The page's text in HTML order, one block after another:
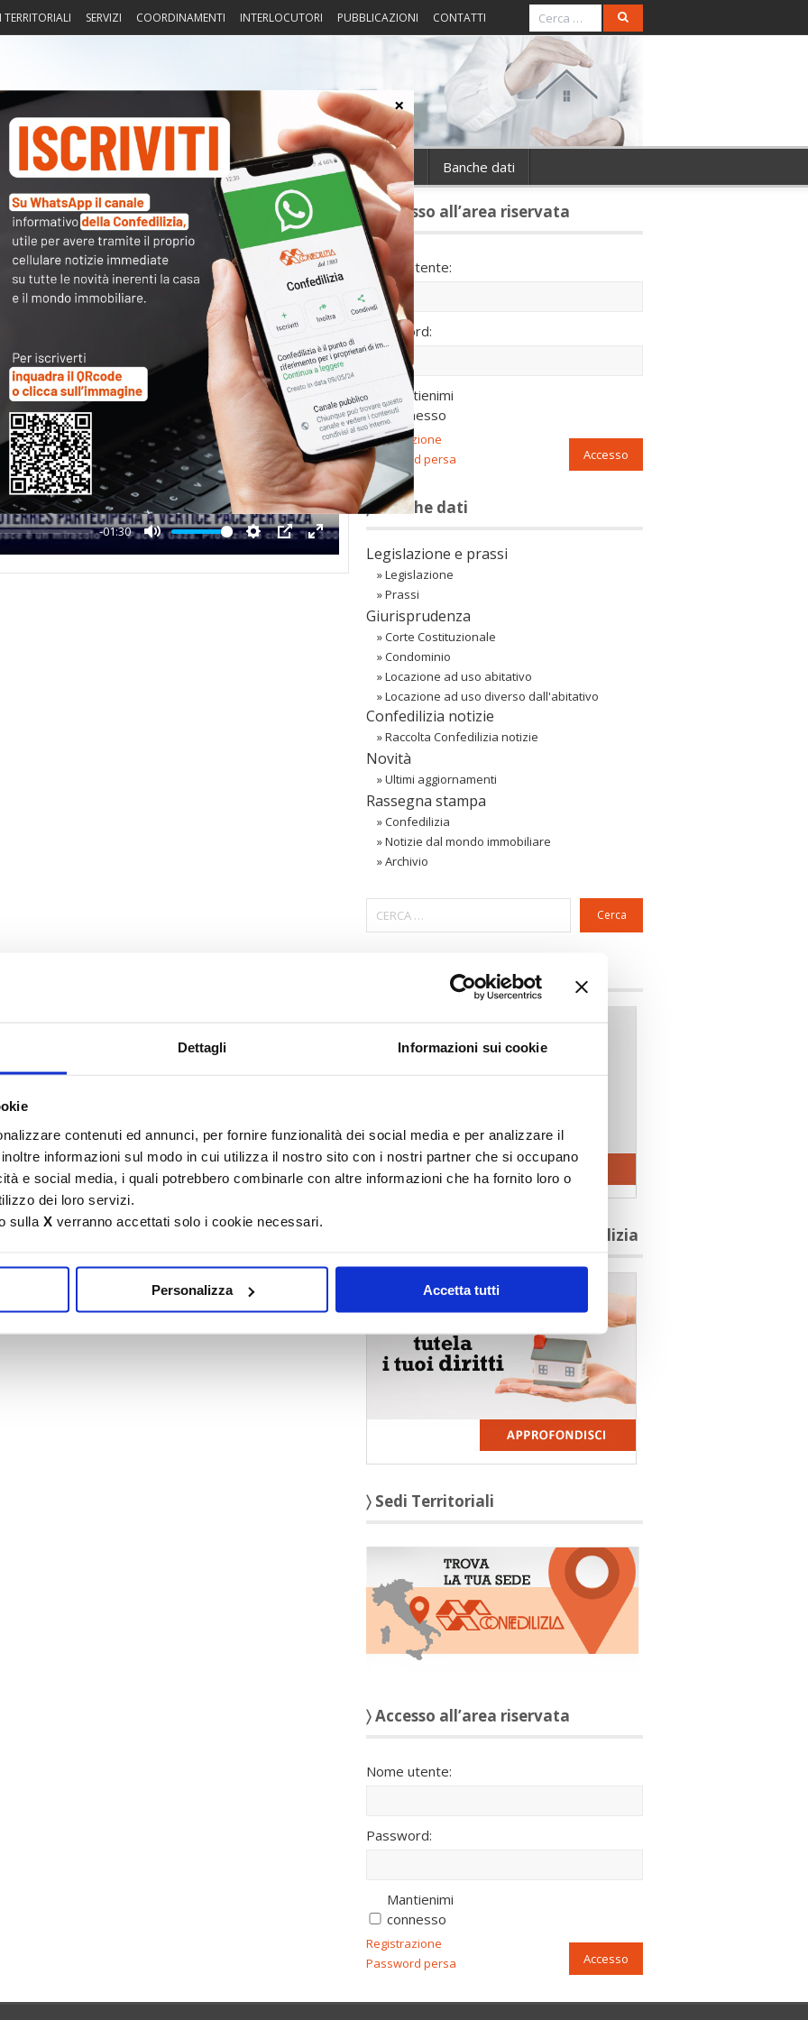
Dettagli Informazioni sui cookie
contenuti ed annunci, per fornire funzionalità dei social media e per analizzare il
informazioni sul modo in cui utilizza il nostro sito con i nostri partner che si occupano
e social media, i quali potrebbero combinarle con altre informazioni che ha fornito loro o
dei loro servizi.
sulla X verranno accettati solo i cookie necessari.
Personalizza Accetta tutti
TERRITORIALI SERVIZI COORDINAMENTI INTERLOCUTORI PUBBLICAZIONI CONTATTI
Fisco Portierato Intorno alla casa Notizie Banche dati
– Ore 1
-01:30
fullscreen
Play
〉 Accesso all’area riservata
Nome utente:
Password:
Mantienimi
connesso
Accesso
Registrazione
Password persa
〉 Banche dati
Legislazione e prassi
»Legislazione
»Prassi
Giurisprudenza
»Corte Costituzionale
»Condominio
»Locazione ad uso abitativo
»Locazione ad uso diverso dall'abitativo
Confedilizia notizie
»Raccolta Confedilizia notizie
Novità
»Ultimi aggiornamenti
Rassegna stampa
»Confedilizia
»Notizie dal mondo immobiliare
»Archivio
Cerca
〉 Area riservata Associazioni
〉 5 ragioni per aderire a Confedilizia
〉 Sedi Territoriali
〉 Accesso all’area riservata
Nome utente:
Password:
Mantienimi
connesso
Accesso
Registrazione
Password persa